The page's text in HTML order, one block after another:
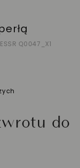
ESSR Q0047_X1
do 30